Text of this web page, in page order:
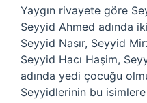
Yaygın rivayete göre
Seyyid Ahmed adında
Seyyid Nasır, Seyyid
Seyyid Hacı Haşim,
adında yedi çocuğu
Seyyidlerinin bu